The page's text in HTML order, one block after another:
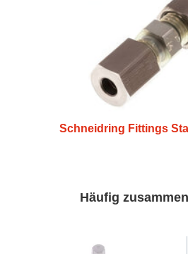
Schneidring Fittings
Häufig